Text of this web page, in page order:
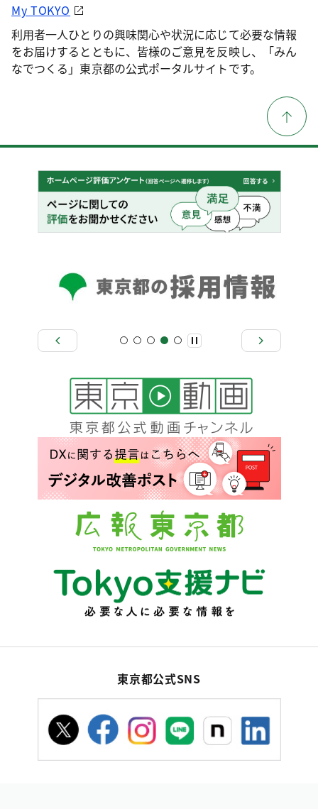
My TOKYO
利用者一人ひとりの興味関心や状況に応じて必要な情報
をお届けするとともに、皆様のご意見を反映し、「みん
なでつくる」東京都の公式ポータルサイトです。
東京都公式SNS